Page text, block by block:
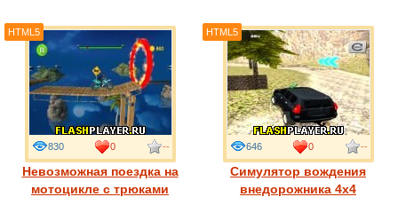
Невозможная поездка на
мотоцикле с трюками
830 0 --
HTML5
Симулятор вождения
внедорожника 4x4
646 0 --
HTML5